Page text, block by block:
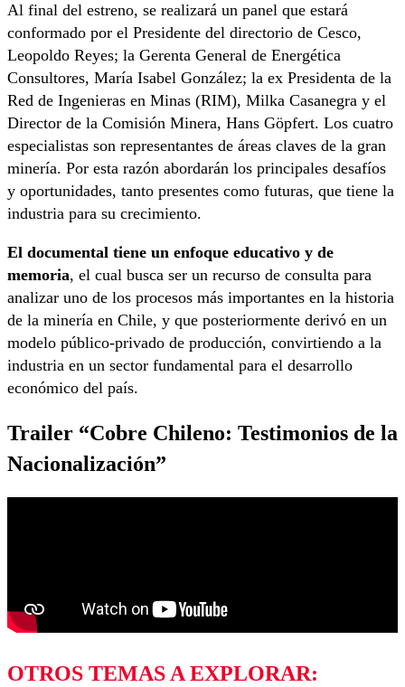
Al final del estreno, se realizará un panel que estará
conformado por el Presidente del directorio de Cesco,
Leopoldo Reyes; la Gerenta General de Energética
Consultores, María Isabel González; la ex Presidenta de la
Red de Ingenieras en Minas (RIM), Milka Casanegra y el
Director de la Comisión Minera, Hans Göpfert. Los cuatro
especialistas son representantes de áreas claves de la gran
minería. Por esta razón abordarán los principales desafíos
y oportunidades, tanto presentes como futuras, que tiene la
industria para su crecimiento.
El documental tiene un enfoque educativo y de
memoria, el cual busca ser un recurso de consulta para
analizar uno de los procesos más importantes en la historia
de la minería en Chile, y que posteriormente derivó en un
modelo público-privado de producción, convirtiendo a la
industria en un sector fundamental para el desarrollo
económico del país.
Trailer “Cobre Chileno: Testimonios de la
Nacionalización”
OTROS TEMAS A EXPLORAR: